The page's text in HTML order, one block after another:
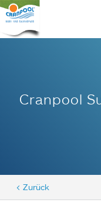
Cranpool
< Zurück